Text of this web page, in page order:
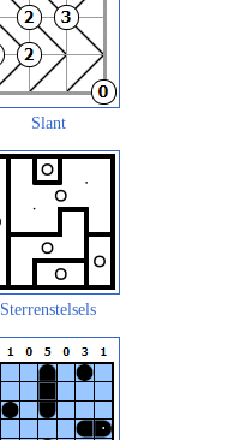
Slant
Sterrenstelsels